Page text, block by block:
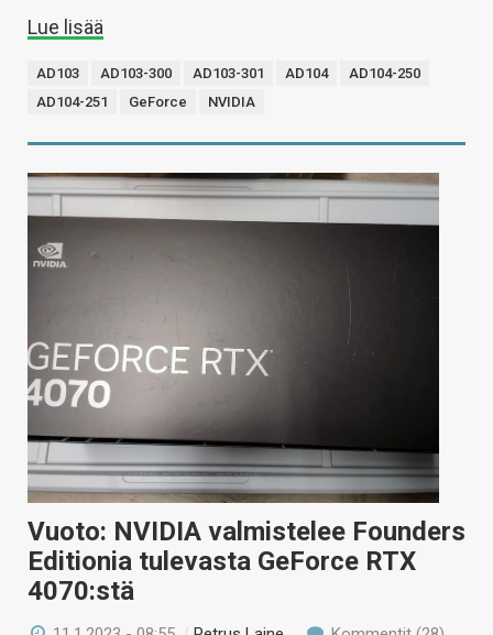
Lue lisää
AD103 AD103-300 AD103-301 AD104
AD104-250
AD104-251
GeForce NVIDIA
Vuoto: NVIDIA valmistelee Founders
Editionia tulevasta GeForce RTX
4070:stä